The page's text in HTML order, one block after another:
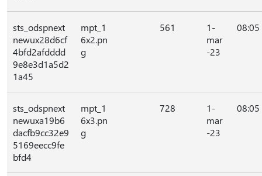
sts_odspnext
newux28d6cf
4bfd2afdddd
9e8e3d1a5d2
1a45
mpt_1
6x2.pn
g
561
1-
mar
-23
08:05
sts_odspnext
newuxa19b6
dacfb9cc32e9
5169eecc9fe
bfd4
mpt_1
6x3.pn
g
728
1-
mar
-23
08:05